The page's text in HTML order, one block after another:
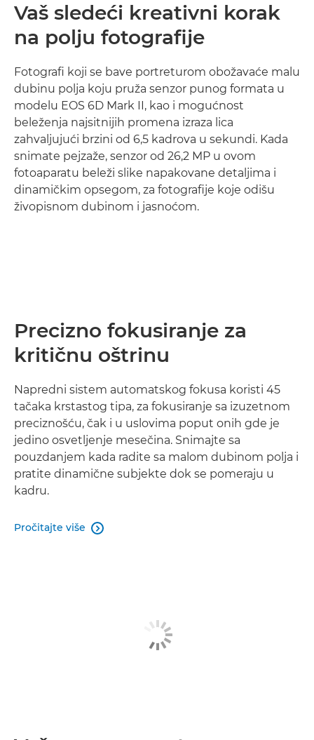
Vaš sledeći kreativni korak
na polju fotografije
Fotografi koji se bave portreturom obožavaće malu
dubinu polja koju pruža senzor punog formata u
modelu EOS 6D Mark II, kao i mogućnost
beleženja najsitnijih promena izraza lica
zahvaljujući brzini od 6,5 kadrova u sekundi. Kada
snimate pejzaže, senzor od 26,2 MP u ovom
fotoaparatu beleži slike napakovane detaljima i
dinamičkim opsegom, za fotografije koje odišu
živopisnom dubinom i jasnoćom.
Precizno fokusiranje za
kritičnu oštrinu
Napredni sistem automatskog fokusa koristi 45
tačaka krstastog tipa, za fokusiranje sa izuzetnom
preciznošću, čak i u uslovima poput onih gde je
jedino osvetljenje mesečina. Snimajte sa
pouzdanjem kada radite sa malom dubinom polja i
pratite dinamične subjekte dok se pomeraju u
kadru.
Pročitajte više 